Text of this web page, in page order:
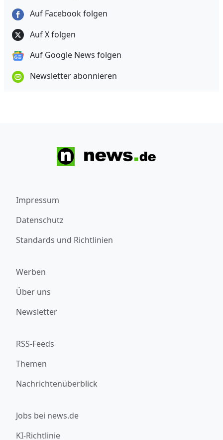
Auf Facebook folgen
Auf X folgen
Auf Google News folgen
Newsletter abonnieren
Impressum
Datenschutz
Standards und Richtlinien
Werben
Über uns
Newsletter
RSS-Feeds
Themen
Nachrichtenüberblick
Jobs bei news.de
KI-Richtlinie